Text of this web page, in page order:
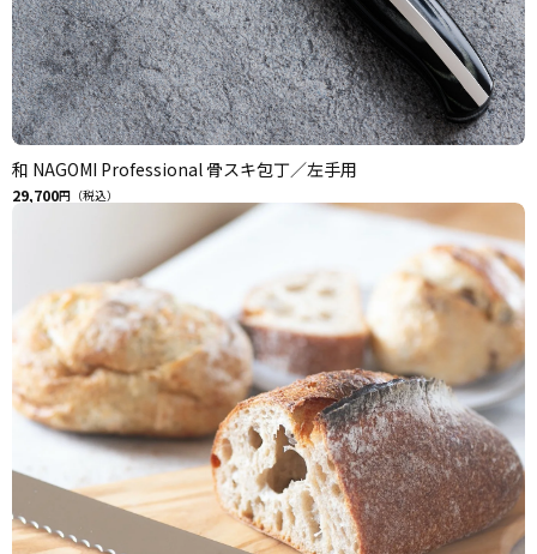
和 NAGOMI Professional 骨スキ包丁／左手用
29,700円（税込）